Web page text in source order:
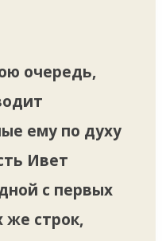
очередь,
ему по духу
Ивет
с первых
же строк,